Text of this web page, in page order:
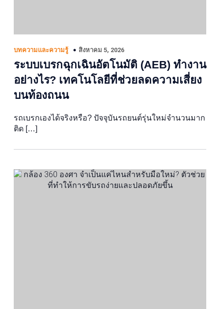
บทความและความรู้ สิงหาคม 5, 2026
ระบบเบรกฉุกเฉินอัตโนมัติ (AEB) ทำงาน
อย่างไร? เทคโนโลยีที่ช่วยลดความเสี่ยง
บนท้องถนน
รถเบรกเองได้จริงหรือ? ปัจจุบันรถยนต์รุ่นใหม่จำนวนมาก
ติด […]